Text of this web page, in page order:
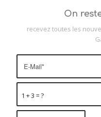
On
recevez toutes les
1 + 3 = ?